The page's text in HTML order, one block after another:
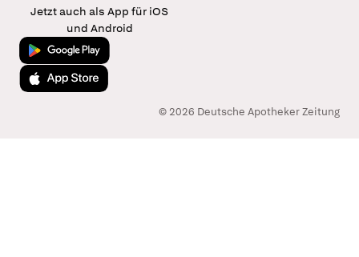
Jetzt auch als App für iOS
und Android
Jetzt bei Google Play
Laden im App Store
© 2026 Deutsche Apotheker Zeitung